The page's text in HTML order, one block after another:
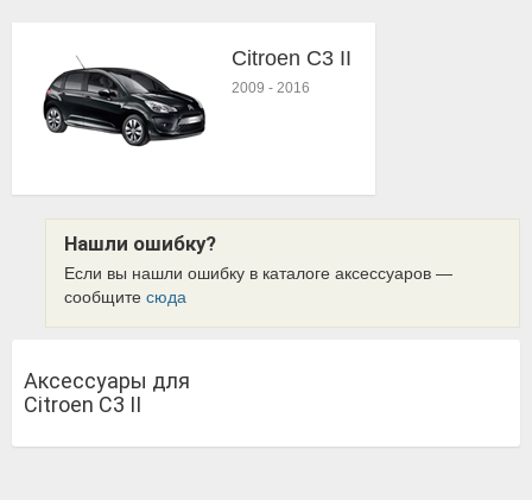
Citroen C3 II
2009 - 2016
Нашли ошибку?
Если вы нашли ошибку в каталоге аксессуаров —
сообщите сюда
Аксессуары для
Citroen C3 II